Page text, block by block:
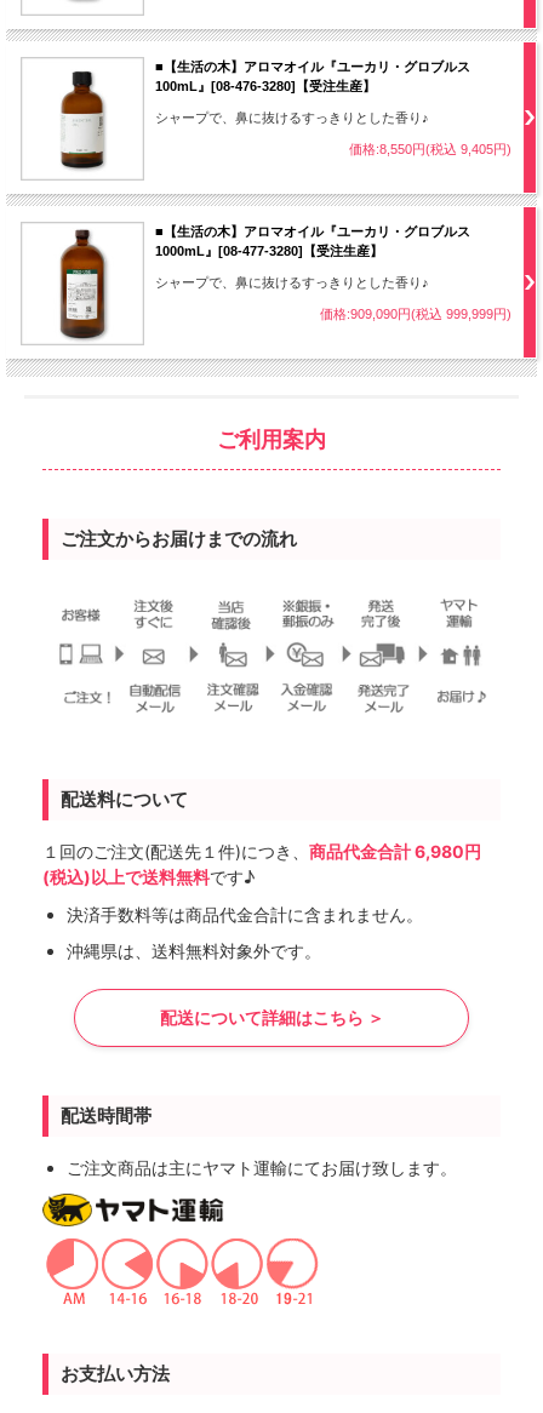
■【生活の木】アロマオイル『ユーカリ・グロブルス
100mL』[08-476-3280]【受注生産】
シャープで、鼻に抜けるすっきりとした香り♪
価格:8,550円(税込 9,405円)
■【生活の木】アロマオイル『ユーカリ・グロブルス
1000mL』[08-477-3280]【受注生産】
シャープで、鼻に抜けるすっきりとした香り♪
価格:909,090円(税込 999,999円)
ご利用案内
ご注文からお届けまでの流れ
配送料について
１回のご注文(配送先１件)につき、 商品代金合計 6,980円
(税込)以上で送料無料です♪
決済手数料等は商品代金合計に含まれません。
沖縄県は、送料無料対象外です。
配送について詳細はこちら ＞
配送時間帯
ご注文商品は主にヤマト運輸にてお届け致します。
お支払い方法